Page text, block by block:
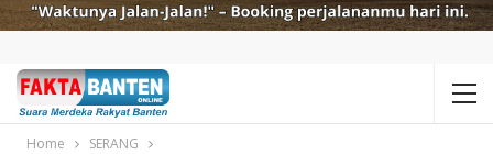
Home SERANG